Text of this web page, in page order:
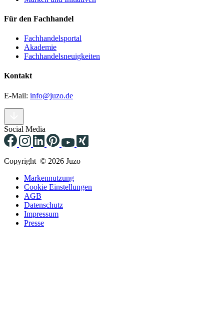
Für den Fachhandel
Fachhandelsportal
Akademie
Fachhandelsneuigkeiten
Kontakt
E-Mail: info@juzo.de
Social Media
Copyright © 2026 Juzo
Markennutzung
Cookie Einstellungen
AGB
Datenschutz
Impressum
Presse